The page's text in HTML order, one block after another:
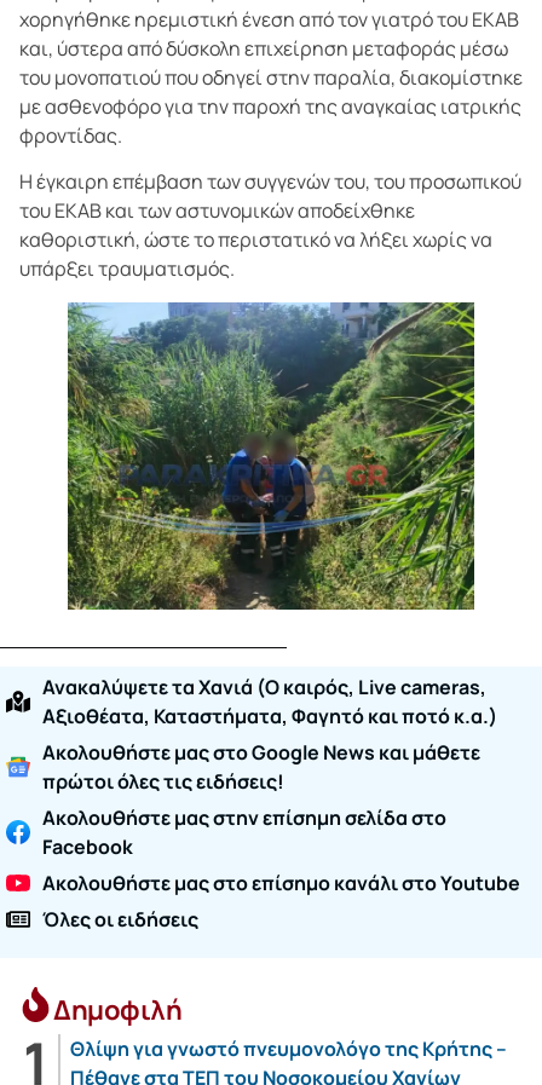
χορηγήθηκε ηρεμιστική ένεση από τον γιατρό του ΕΚΑΒ
και, ύστερα από δύσκολη επιχείρηση μεταφοράς μέσω
του μονοπατιού που οδηγεί στην παραλία, διακομίστηκε
με ασθενοφόρο για την παροχή της αναγκαίας ιατρικής
φροντίδας.
Η έγκαιρη επέμβαση των συγγενών του, του προσωπικού
του ΕΚΑΒ και των αστυνομικών αποδείχθηκε
καθοριστική, ώστε το περιστατικό να λήξει χωρίς να
υπάρξει τραυματισμός.
Ανακαλύψετε τα Χανιά (O καιρός, Live cameras,
Αξιοθέατα, Καταστήματα, Φαγητό και ποτό κ.α.)
Ακολουθήστε μας στο Google News και μάθετε
πρώτοι όλες τις ειδήσεις!
Ακολουθήστε μας στην επίσημη σελίδα στο
Facebook
Ακολουθήστε μας στο επίσημο κανάλι στο Youtube
Όλες οι ειδήσεις
Δημοφιλή
Θλίψη για γνωστό πνευμονολόγο της Κρήτης –
Πέθανε στα ΤΕΠ του Νοσοκομείου Χανίων